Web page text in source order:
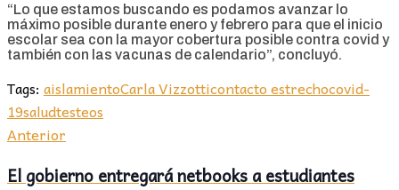
“Lo que estamos buscando es podamos avanzar lo
máximo posible durante enero y febrero para que el inicio
escolar sea con la mayor cobertura posible contra covid y
también con las vacunas de calendario”, concluyó.
Tags: aislamientoCarla Vizzotticontacto estrechocovid-
19saludtesteos
Anterior
El gobierno entregará netbooks a estudiantes